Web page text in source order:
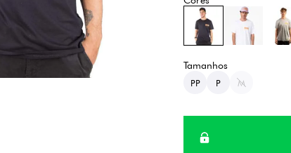
PP P M